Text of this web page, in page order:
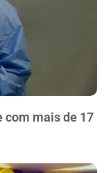
com mais de 17